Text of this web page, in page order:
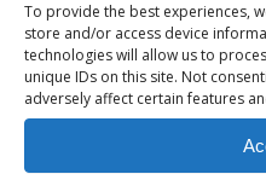
To provide the best experiences,
store and/or access device
technologies will allow us to
unique IDs on this site. Not
adversely affect certain features
La coscienza